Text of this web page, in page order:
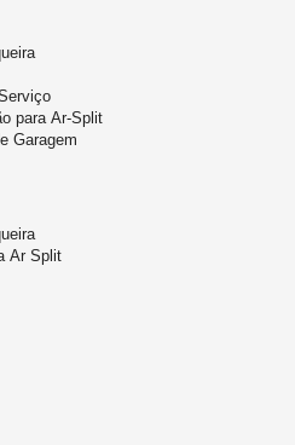
para Ar-Split
Garagem
Ar Split